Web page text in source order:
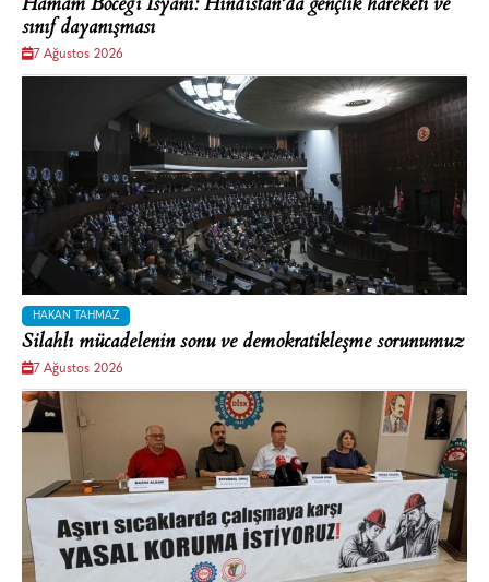
sınıf dayanışması
7 Ağustos 2026
HAKAN TAHMAZ
Silahlı mücadelenin sonu ve demokratikleşme sorunumuz
7 Ağustos 2026